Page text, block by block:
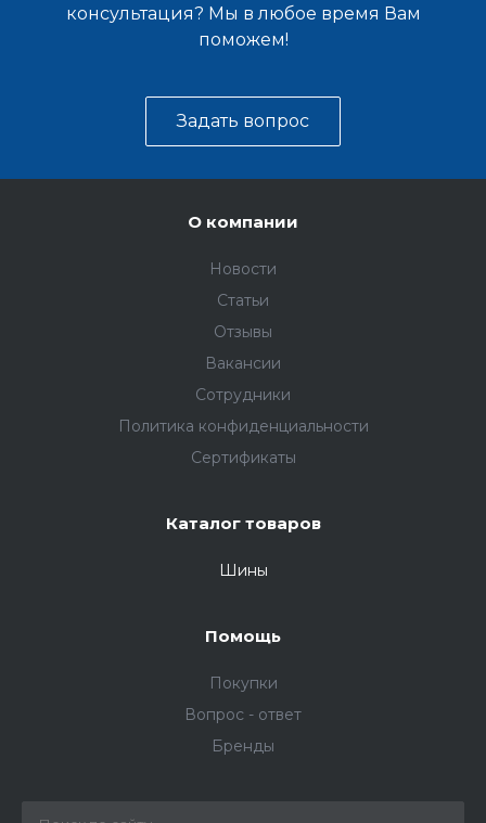
консультация? Мы в любое время Вам
поможем!
Задать вопрос
О компании
Новости
Статьи
Отзывы
Вакансии
Сотрудники
Политика конфиденциальности
Сертификаты
Каталог товаров
Шины
Помощь
Покупки
Вопрос - ответ
Бренды